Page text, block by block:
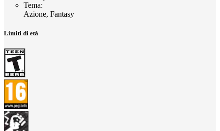
Tema:
Azione, Fantasy
Limiti di età